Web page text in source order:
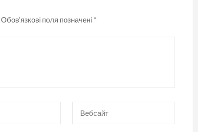
Обов’язкові поля позначені *